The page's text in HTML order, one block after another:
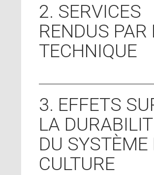
2. SERVICES
RENDUS PAR
TECHNIQUE
3. EFFETS
LA
DU SYSTÈME
CULTURE